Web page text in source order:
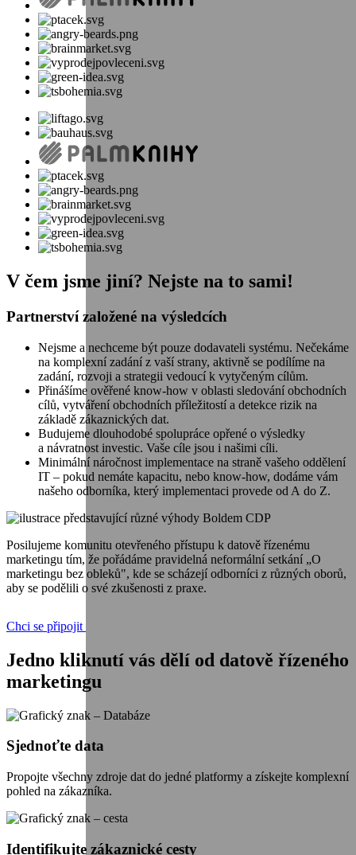
V čem jsme jiní? Nejste na to sami!
Partnerství založené na výsledcích
Nejsme a nechceme být pouze dodavateli systému. Nečekáme
na komplexní zadání z vaší strany, aktivně se podílíme na
zadání, rozvoji a strategii vedoucí k vytyčeným cílům.
Přinášíme ověřené know-how v oblasti sledování obchodních
cílů, vytváření obchodních příležitostí a detekce rizik na
základě zákaznických dat.
Budujeme dlouhodobé spolupráce opřené o výsledky
a návratnost investic. Vaše cíle jsou i našimi cíli.
Minimální náročnost implementace na straně vašeho oddělení
IT – pokud nemáte kapacitu, nebo know-how, dodáme vám
našeho odborníka, který implementaci provede od A do Z.
Posilujeme komunitu otevřeného přístupu k datově řízenému
marketingu tím, že pořádáme pravidelná neformální setkání „O
marketingu bez obleků", kde se scházejí odborníci z různých oborů,
aby se podělili o své zkušenosti z praxe.
Chci se připojit
Jedno kliknutí vás dělí od datově řízeného
marketingu
Sjednoťte data
Propojte všechny zdroje dat do jedné platformy a získejte komplexní
pohled na zákazníka.
Identifikujte zákaznické cesty